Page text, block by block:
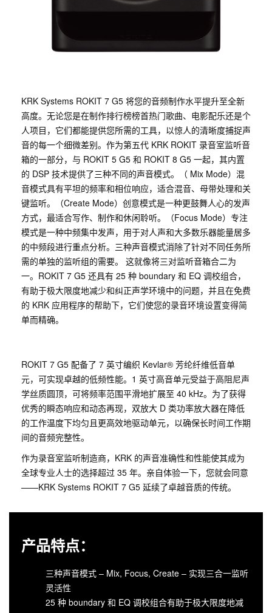
KRK Systems ROKIT 7 G5 将您的音频制作水平提升至全新
高度。无论您是在制作排行榜榜首热门歌曲、电影配乐还是个
人项目，它们都能提供您所需的工具，以惊人的清晰度捕捉声
音的每一个细微差别。作为第五代 KRK ROKIT 录音室监听音
箱的一部分，与 ROKIT 5 G5 和 ROKIT 8 G5 一起，其内置
的 DSP 技术提供了三种不同的声音模式。（ Mix Mode）混
音模式具有平坦的频率和相位响应，适合混音、母带处理和关
键监听。（Create Mode）创意模式是一种更鼓舞人心的发声
方式，最适合写作、制作和休闲聆听。（Focus Mode）专注
模式是一种中频集中发声，用于对人声和大多数乐器能量居多
的中频段进行重点分析。三种声音模式消除了针对不同任务所
需的单独的监听组的需要。 这就像将三对监听音箱合二为
一。ROKIT 7 G5 还具有 25 种 boundary 和 EQ 调校组合，
有助于极大限度地减少和纠正声学环境中的问题，并且在免费
的 KRK 应用程序的帮助下，它们使您的录音环境设置变得简
单而精确。
ROKIT 7 G5 配备了 7 英寸编织 Kevlar® 芳纶纤维低音单
元，可实现卓越的低频性能。1 英寸高音单元受益于高阻尼声
学丝质圆顶，可将频率范围平滑地扩展至 40 kHz。为了获得
优秀的瞬态响应和动态再现，双放大 D 类功率放大器在降低
的工作温度下均匀且更高效地驱动单元，以确保长时间工作期
间的音频完整性。
作为录音室监听制造商，KRK 的声音准确性和性能使其成为
全球专业人士的选择超过 35 年。亲自体验一下，您就会同意
——KRK Systems ROKIT 7 G5 延续了卓越音质的传统。
产品特点：
三种声音模式 – Mix, Focus, Create – 实现三合一监听
灵活性
25 种 boundary 和 EQ 调校组合有助于极大限度地减